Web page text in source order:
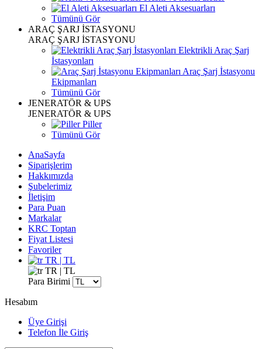
El Aleti Aksesuarları
Tümünü Gör
ARAÇ ŞARJ İSTASYONU
ARAÇ ŞARJ İSTASYONU
Elektrikli Araç Şarj
İstasyonları
Araç Şarj İstasyonu
Ekipmanları
Tümünü Gör
JENERATÖR & UPS
JENERATÖR & UPS
Piller
Tümünü Gör
AnaSayfa
Siparişlerim
Hakkımızda
Şubelerimiz
İletişim
Para Puan
Markalar
KRC Toptan
Fiyat Listesi
Favoriler
TR | TL
TR | TL
Para Birimi
Hesabım
Üye Girişi
Telefon İle Giriş